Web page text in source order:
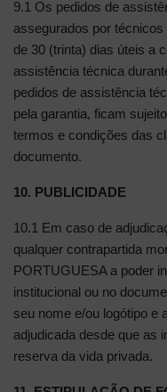
9.1 Os pedidos de
assegurados por técnicos
de 30 (trinta) dias úteis a
assistência técnica
pedidos de assistência
pela garantia, ficam
termos e condições das
documento.
10. PUBLICIDADE
10.1 Em caso de
qualquer contrapartida
PORTUGUESA a poder
institucional ou no
seu nome e/ou logótipo e
adjudicada desde que as
reserva da vida privada.